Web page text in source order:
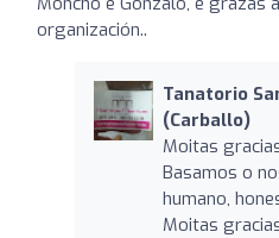
organización..
Tanatorio
(Carballo)
Moitas
Basamos o
humano,
Moitas